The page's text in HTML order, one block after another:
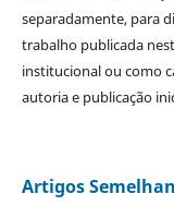
separadamente, para
trabalho publicada
institucional ou como
autoria e publicação
Artigos